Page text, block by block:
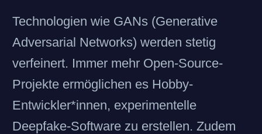
Technologien wie GANs (Generative
Adversarial Networks) werden stetig
verfeinert. Immer mehr Open-Source-
Projekte ermöglichen es Hobby-
Entwickler*innen, experimentelle
Deepfake-Software zu erstellen. Zudem